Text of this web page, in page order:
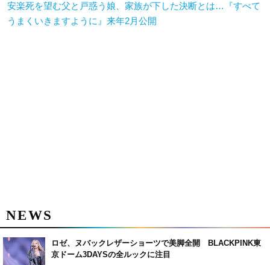
安楽死を望む父と戸惑う娘、家族が下した決断とは…『すべて
うまくいきますように』来年2月公開
NEWS
ロゼ、ヌバックレザーショーツで美脚全開 BLACKPINK東
京ドーム3DAYSの全ルックに注目